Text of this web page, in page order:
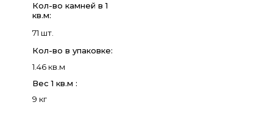
Кол-во камней в 1
кв.м:
71 шт.
Кол-во в упаковке:
1.46 кв.м
Вес 1 кв.м :
9 кг